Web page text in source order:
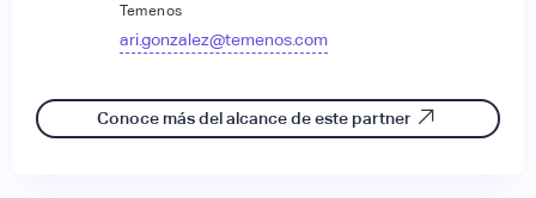
Temenos
ari.gonzalez@temenos.com
Conoce más del alcance de este partner